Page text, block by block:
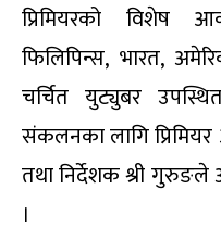
प्रिमियरको विशेष
फिलिपिन्स, भारत,
चर्चित युट्युबर
संकलनका लागि प्रिमियर
तथा निर्देशक श्री
।